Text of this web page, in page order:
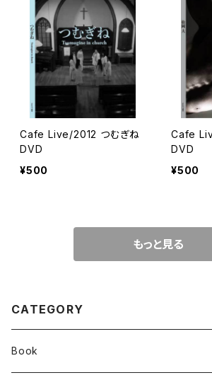
Cafe Live/2012 つむぎね
DVD
¥500
Cafe
DVD
¥500
もっと見る
CATEGORY
Book